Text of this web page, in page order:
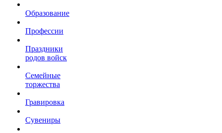
Образование
Профессии
Праздники
родов войск
Семейные
торжества
Гравировка
Сувениры